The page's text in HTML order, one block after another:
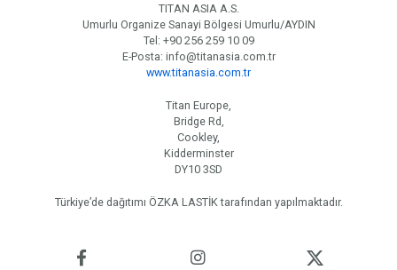
TITAN ASIA A.S.
Umurlu Organize Sanayi Bölgesi Umurlu/AYDIN
Tel: +90 256 259 10 09
E-Posta: info@titanasia.com.tr
www.titanasia.com.tr
Titan Europe,
Bridge Rd,
Cookley,
Kidderminster
DY10 3SD
Türkiye’de dağıtımı ÖZKA LASTİK tarafından yapılmaktadır.